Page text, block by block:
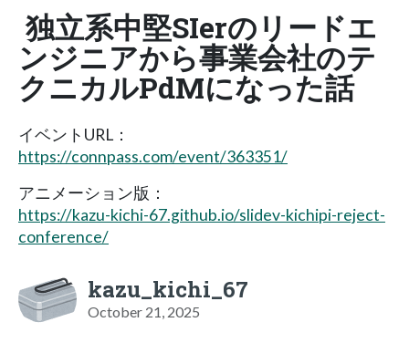
独立系中堅SIerのリードエ
ンジニアから事業会社のテ
クニカルPdMになった話
イベントURL：
https://connpass.com/event/363351/
アニメーション版：
https://kazu-kichi-67.github.io/slidev-kichipi-reject-
conference/
kazu_kichi_67
October 21, 2025